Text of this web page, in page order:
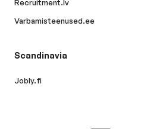
Recruitment.lv
Varbamisteenused.ee
Scandinavia
Jobly.fi